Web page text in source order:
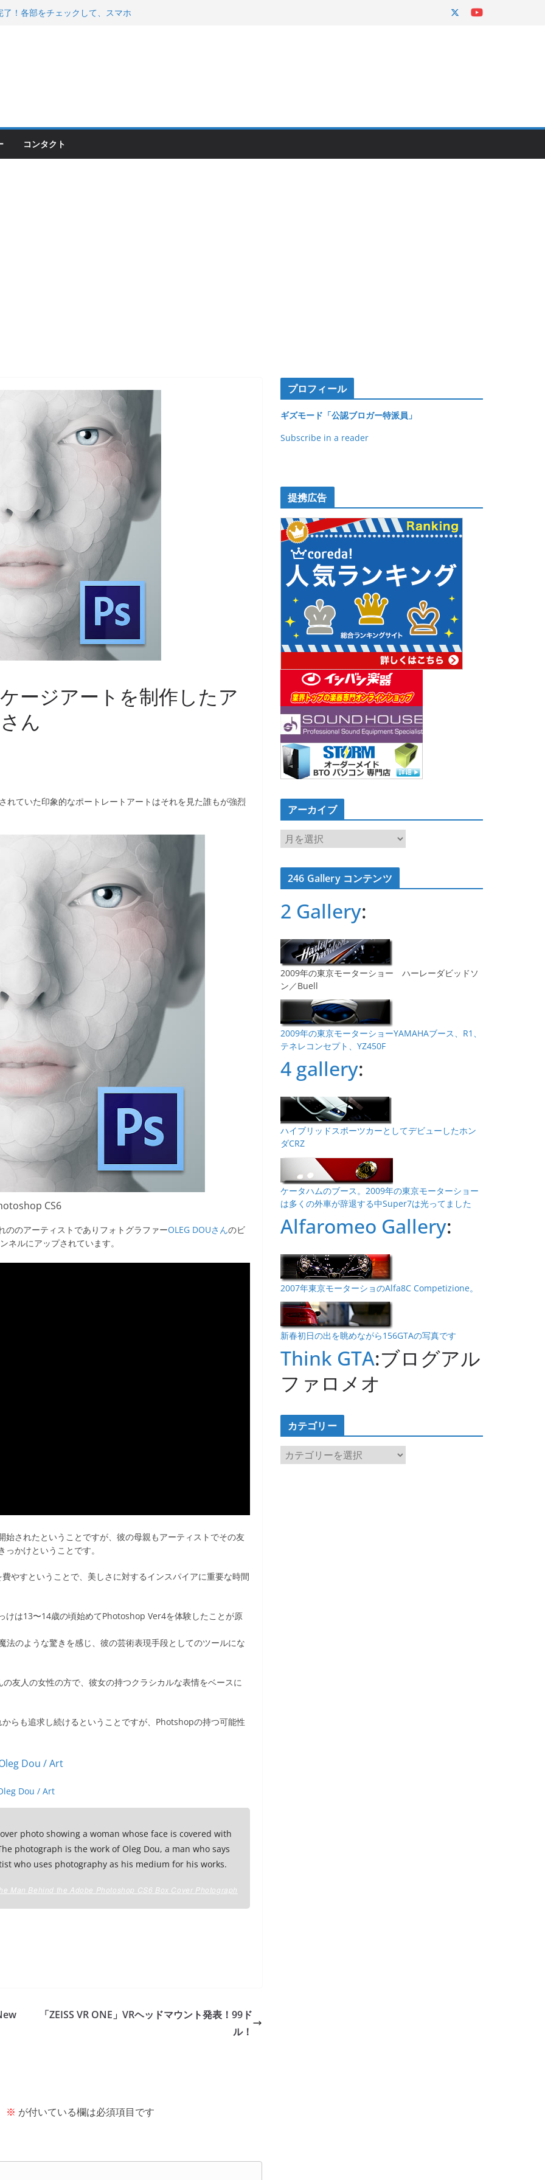
！
コンタクト
ージアートを制作したア
ん
ていた印象的なポートレートアートはそれを見た誰もが強烈
CS6
ののアーティストでありフォトグラファーOLEG DOUさんのビ
ルにアップされています。
始されたということですが、彼の母親もアーティストでその友
かけということです。
やすということで、美しさに対するインスパイアに重要な時間
けは13〜14歳の頃始めてPhotoshop Ver4を体験したことが原
のような驚きを感じ、彼の芸術表現手段としてのツールにな
友人の女性の方で、彼女の持つクラシカルな表情をベースに
らも追求し続けるということですが、Photshopの持つ可能性
Dou / Art
photo showing a woman whose face is covered with
photograph is the work of Oleg Dou, a man who says
who uses photography as his medium for his works.
Man Behind the Adobe Photoshop CS6 Box Cover Photograph
「ZEISS VR ONE」VRヘッドマウント発表！99ド
ル！
※ が付いている欄は必須項目です
プロフィール
ギズモード「公認ブロガー特派員」
Subscribe in a reader
提携広告
アーカイブ
ア
ー
カ
イ246 Gallery コンテンツ
2 Gallery:
2009年の東京モーターショー ハーレーダビッドソ
ン／Buell
2009年の東京モーターショーYAMAHAブース、R1、
テネレコンセプト、YZ450F
4 gallery:
ハイブリッドスポーツカーとしてデビューしたホン
ダCRZ
ケータハムのブース。2009年の東京モーターショー
は多くの外車が辞退する中Super7は光ってました
Alfaromeo Gallery:
2007年東京モーターショのAlfa8C Competizione。
新春初日の出を眺めながら156GTAの写真です
Think GTA:ブログアル
ファロメオ
カテゴリー
カ
テ